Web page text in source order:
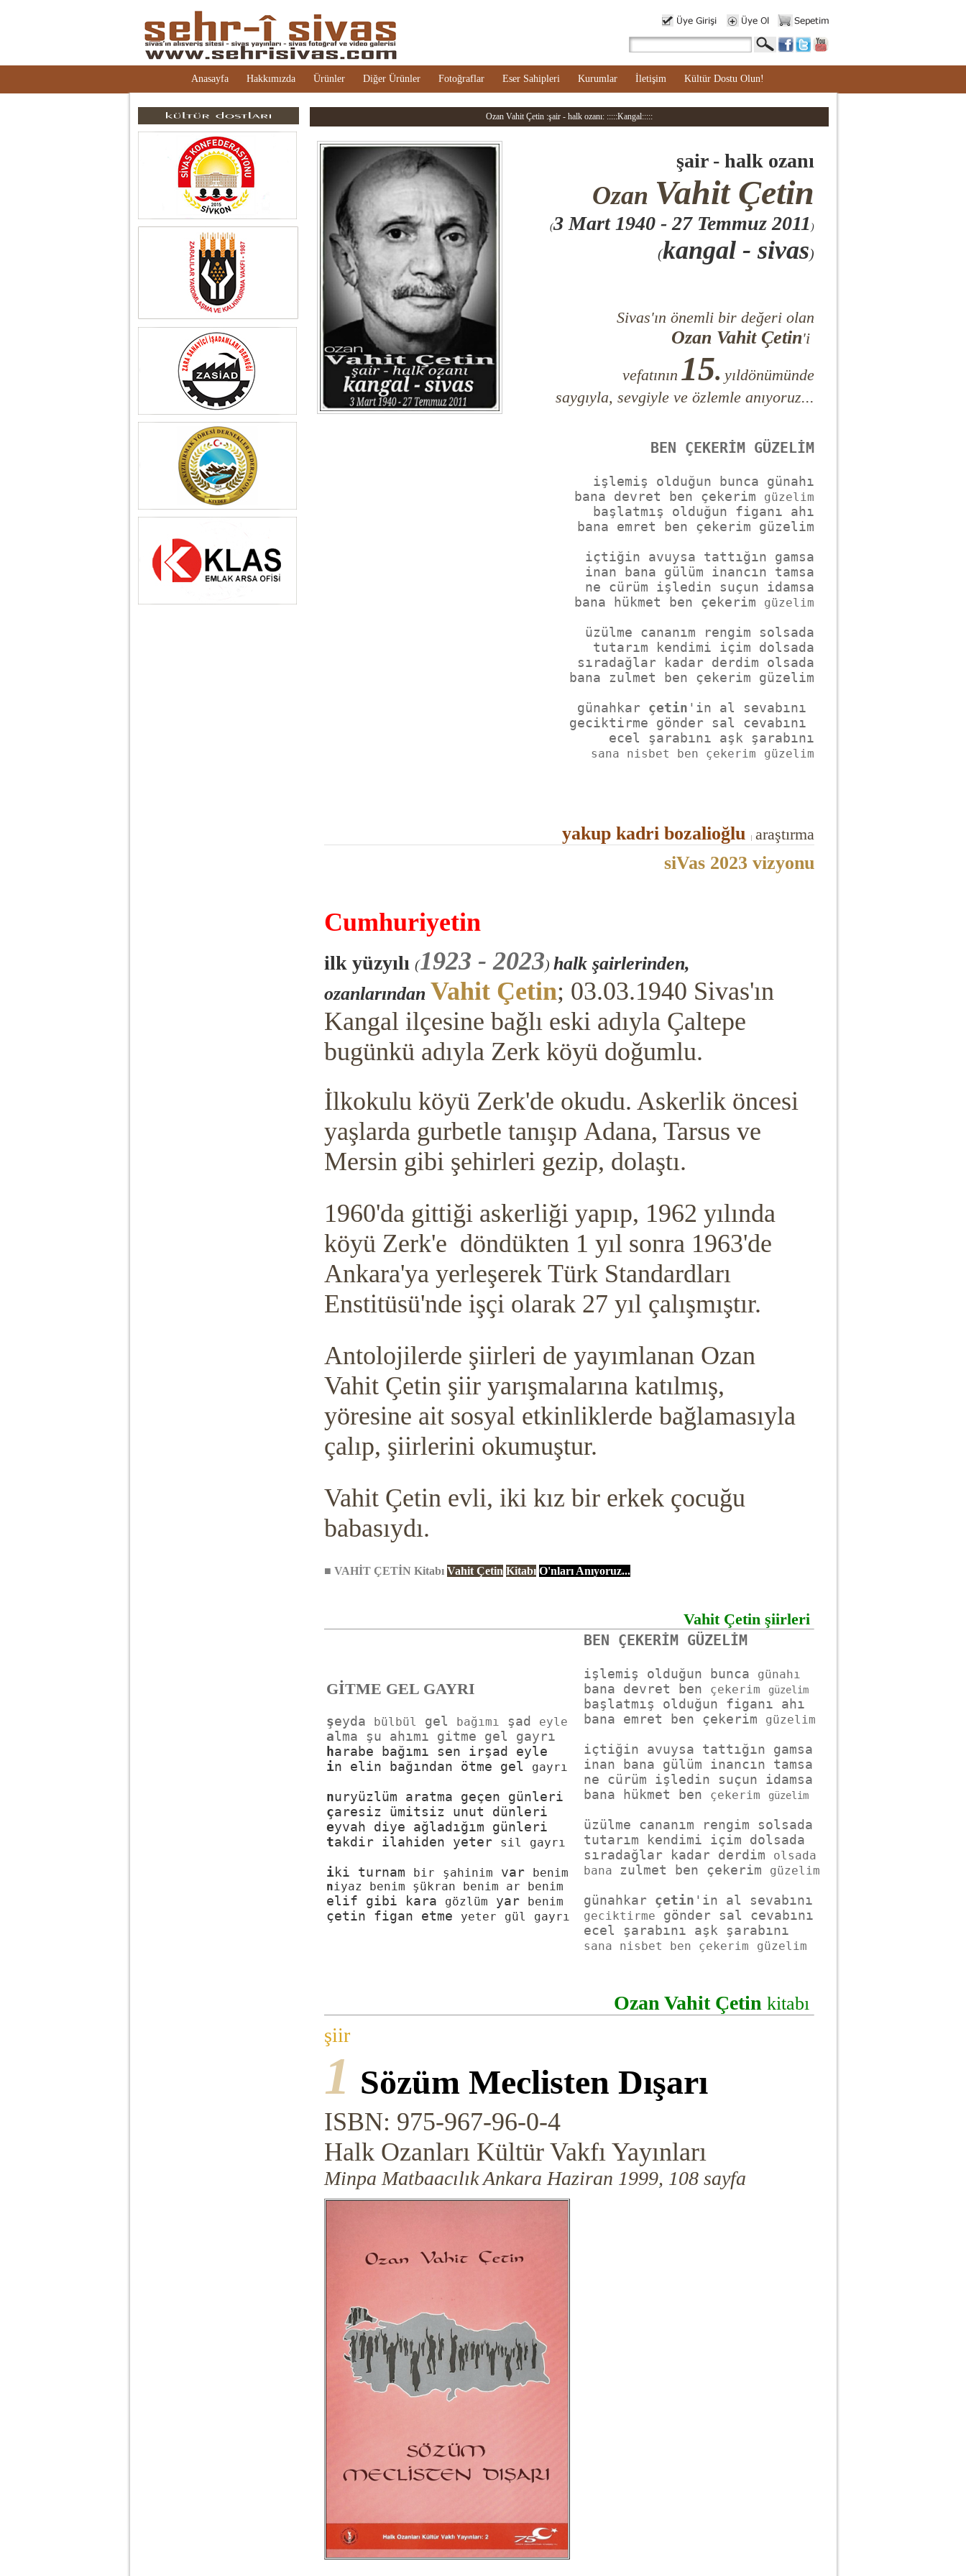
Anasayfa Hakkımızda Ürünler Diğer Ürünler Fotoğraflar Eser Sahipleri Kurumlar İletişim Kültür Dostu Olun!
Ozan Vahit Çetin :şair - halk ozanı: :::::Kangal:::::
şair - halk ozanı
Ozan Vahit Çetin
(3 Mart 1940 - 27 Temmuz 2011 )
(kangal - sivas)
Sivas'ın önemli bir değeri olan
Ozan Vahit Çetin'i
vefatının 15. yıldönümünde
saygıyla, sevgiyle ve özlemle anıyoruz...
BEN ÇEKERİM GÜZELİM
işlemiş olduğun bunca günahı
bana devret ben çekerim
güzelim
başlatmış olduğun figanı ahı
bana emret ben çekerim güzelim
içtiğin avuysa tattığın gamsa
inan bana gülüm inancın tamsa
ne cürüm işledin suçun idamsa
bana hükmet ben çekerim
güzelim
üzülme cananım rengim solsada
tutarım kendimi içim dolsada
sıradağlar kadar derdim olsada
bana zulmet ben çekerim güzelim
günahkar çetin 'in al sevabını
geciktirme gönder sal cevabını
sana nisbet ben çekerim güzelim
yakup kadri bozalioğlu araştırma
siVas 2023 vizyonu
Cumhuriyetin
ilk yüzyılı (1923 - 2023) halk şairlerinden,
ozanlarından Vahit Çetin; 03.03.1940 Sivas'ın
Kangal ilçesine bağlı eski adıyla Çaltepe
bugünkü adıyla Zerk köyü doğumlu.
İlkokulu köyü Zerk'de okudu. Askerlik öncesi
yaşlarda gurbetle tanışıp Adana, Tarsus ve
Mersin gibi şehirleri gezip, dolaştı.
1960'da gittiği askerliği yapıp, 1962 yılında
köyü Zerk'e döndükten 1 yıl sonra 1963'de
Ankara'ya yerleşerek Türk Standardları
Enstitüsü'nde işçi olarak 27 yıl çalışmıştır.
Antolojilerde şiirleri de yayımlanan Ozan
Vahit Çetin şiir yarışmalarına katılmış,
yöresine ait sosyal etkinliklerde bağlamasıyla
çalıp, şiirlerini okumuştur.
Vahit Çetin evli, iki kız bir erkek çocuğu
babasıydı.
■ VAHİT ÇETİN Kitabı Vahit Çetin Kitabı O'nları Anıyoruz...
Vahit Çetin şiirleri
GİTME GEL GAYRI
şeyda bülbül gel bağımı şad eyle
a
h
in elin bağından ötme gel gayrı
n
ç
e
takdir ilahiden yeter sil gayrı
iki turnam bir şahinim var
benim
niyaz benim şükran benim ar benim
elif gibi kara gözlüm yar benim
çetin figan etme yeter gül gayrı
BEN ÇEKERİM GÜZELİM
işlemiş olduğun bunca günahı
bana devret ben çekerim güzelim
başlatmış olduğun figanı ahı
bana emret ben çekerim
güzelim
içtiğin avuysa tattığın gamsa
inan bana gülüm inancın tamsa
ne cürüm işledin suçun idamsa
bana hükmet ben
çekerim güzelim
üzülme cananım rengim solsada
tutarım kendimi içim dolsada
sıradağlar kadar derdim
olsada
bana
zulmet ben çekerim güzelim
günahkar çetin
geciktirme gönder sal cevabını
sana nisbet ben çekerim güzelim
Ozan Vahit Çetin kitabı
şiir
1 Sözüm Meclisten Dışarı
ISBN: 975-967-96-0-4
Halk Ozanları Kültür Vakfı Yayınları
Minpa Matbaacılık Ankara Haziran 1999, 108 sayfa